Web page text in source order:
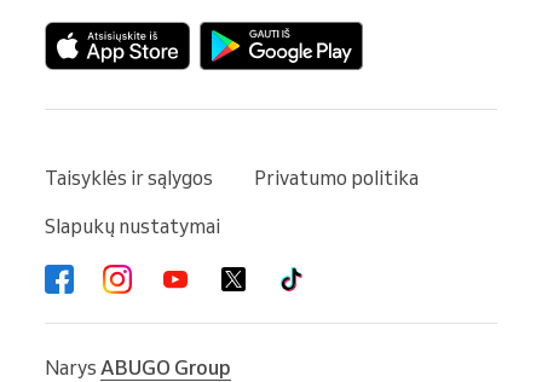
Taisyklės ir sąlygos
Privatumo politika
Slapukų nustatymai
Narys ABUGO Group